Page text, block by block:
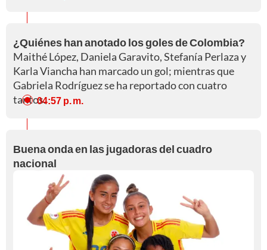
¿Quiénes han anotado los goles de Colombia?
Maithé López, Daniela Garavito, Stefanía Perlaza y
Karla Viancha han marcado un gol; mientras que
Gabriela Rodríguez se ha reportado con cuatro
tantos.04:57 p. m.
Buena onda en las jugadoras del cuadro
nacional